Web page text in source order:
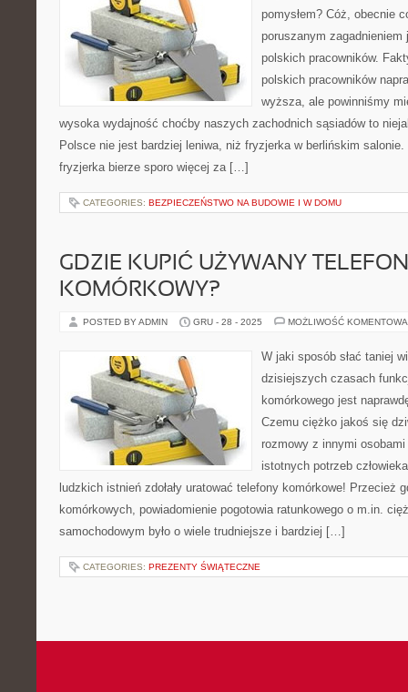
pomysłem? Cóż, obecnie
poruszanym
polskich pracowników.
polskich pracowników
wyższa, ale powinniśmy
wysoka wydajność choćby naszych zachodnich sąsiadów to
Polsce nie jest bardziej leniwa, niż fryzjerka w berlińskim
fryzjerka bierze sporo więcej za […]
CATEGORIES: BEZPIECZEŃSTWO NA BUDOWIE I W DOMU
GDZIE KUPIĆ UŻYWANY TELEFON
KOMÓRKOWY?
POSTED BY ADMIN GRU - 28 - 2025 MOŻLIWOŚĆ
W jaki sposób słać taniej
dzisiejszych czasach
komórkowego jest
Czemu ciężko jakoś się
rozmowy z innymi
istotnych potrzeb
ludzkich istnień zdołały uratować telefony komórkowe! Przecież
komórkowych, powiadomienie pogotowia ratunkowego o m.in.
samochodowym było o wiele trudniejsze i bardziej […]
CATEGORIES: PREZENTY ŚWIĄTECZNE